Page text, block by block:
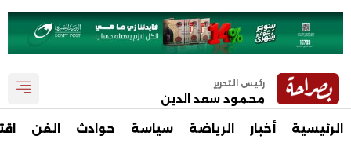
رئيس التحرير
محمود سعد الدين
الرئيسية أخبار الرياضة سياسة حوادث الفن